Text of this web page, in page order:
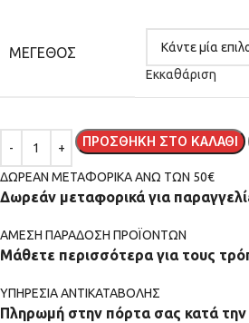
ΜΈΓΕΘΟΣ
Εκκαθάριση
ΠΡΟΣΘΉΚΗ ΣΤΟ ΚΑΛΆΘΙ
ΔΩΡΕΑΝ ΜΕΤΑΦΟΡΙΚΑ ΑΝΩ ΤΩΝ 50€
Δωρεάν μεταφορικά για
ΑMEΣΗ ΠΑΡΑΔΟΣΗ ΠΡΟΪΟΝΤΩΝ
Μάθετε περισσότερα για τους
ΥΠΗΡΕΣΙΑ ΑΝΤΙΚΑΤΑΒΟΛΗΣ
Πληρωμή στην πόρτα σας κατά